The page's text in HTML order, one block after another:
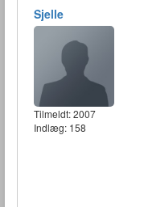
Sjelle
Tilmeldt:2007
Indlæg: 158